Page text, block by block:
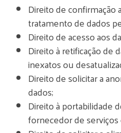
Direito de confirmação
tratamento de dados
Direito de acesso aos
Direito à retificação de
inexatos ou
Direito de solicitar a
dados;
Direito à portabilidade
fornecedor de